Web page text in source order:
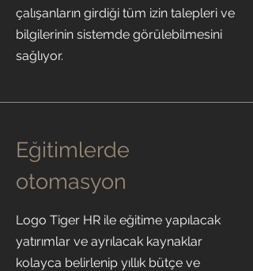
çalışanların girdiği tüm izin talepleri ve
bilgilerinin sistemde görülebilmesini
sağlıyor.
Eğitimlerde
otomasyon
Logo Tiger HR ile eğitime yapılacak
yatırımlar ve ayrılacak kaynaklar
kolayca belirlenip yıllık bütçe ve